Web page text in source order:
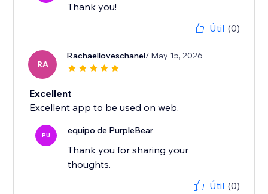
Thank you!
Útil (0)
RA
Rachaelloveschanel/ May 15, 2026
Excellent
Excellent app to be used on web.
PU equipo de PurpleBear
Thank you for sharing your
thoughts.
Útil (0)